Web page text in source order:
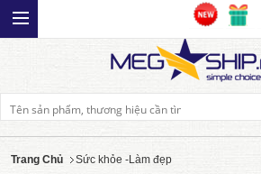
Trang Chủ Sức khỏe -Làm đẹp